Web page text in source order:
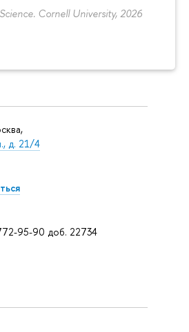
Cornell University, 2026
д. 21/4
95-90 доб. 22734